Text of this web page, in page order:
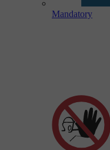
Mandatory